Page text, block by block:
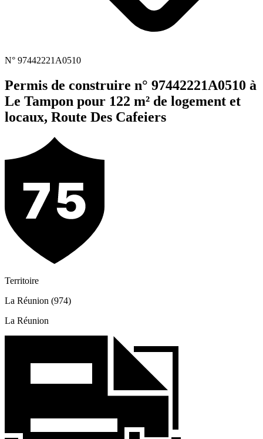
N° 97442221A0510
Permis de construire n° 97442221A0510 à
Le Tampon pour 122 m² de logement et
locaux, Route Des Cafeiers
Territoire
La Réunion (974)
La Réunion